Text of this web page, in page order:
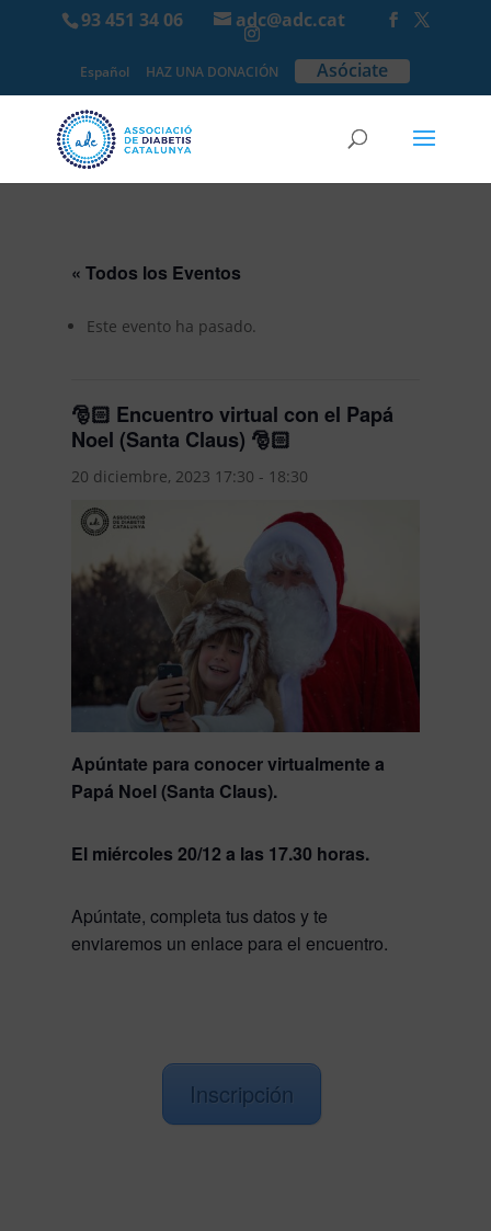
93 451 34 06 adc@adc.cat
Español HAZ UNA DONACIÓN Asóciate
« Todos los Eventos
Este evento ha pasado.
🎅🏻 Encuentro virtual con el Papá
Noel (Santa Claus) 🎅🏻
20 diciembre, 2023 17:30 - 18:30
Apúntate para conocer virtualmente a
Papá Noel (Santa Claus).
El miércoles 20/12 a las 17.30 horas.
Apúntate, completa tus datos y te
enviaremos un enlace para el encuentro.
Inscripción